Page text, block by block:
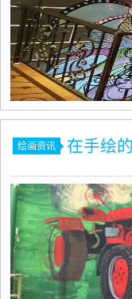
绘画资讯 在手绘